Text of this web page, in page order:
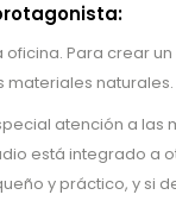
oficina. Para crear
materiales naturales.
atención a las
está integrado a
y práctico, y si